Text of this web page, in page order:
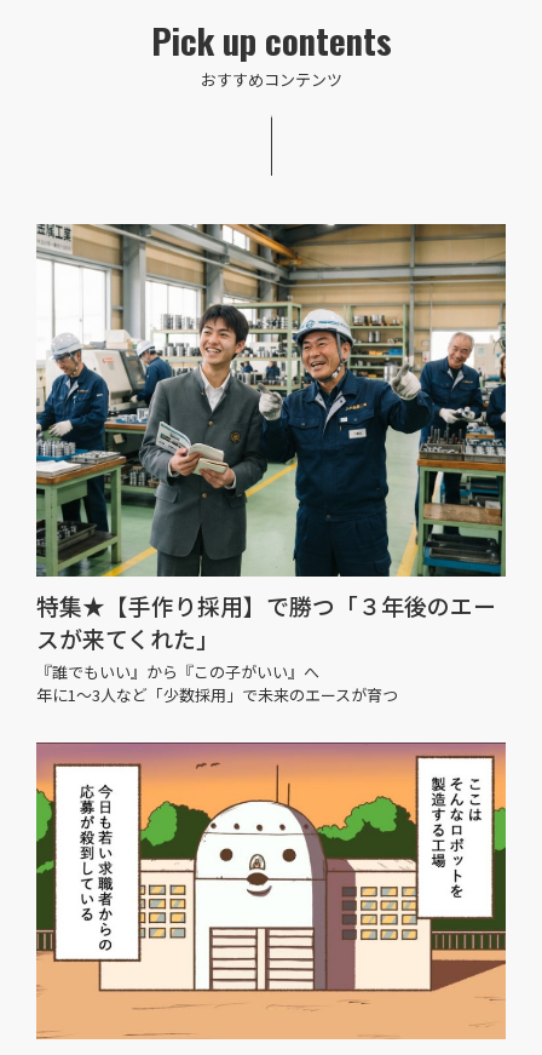
Pick up contents
おすすめコンテンツ
特集★【手作り採用】で勝つ「３年後のエー
スが来てくれた」
『誰でもいい』から『この子がいい』へ
年に1〜3人など「少数採用」で未来のエースが育つ